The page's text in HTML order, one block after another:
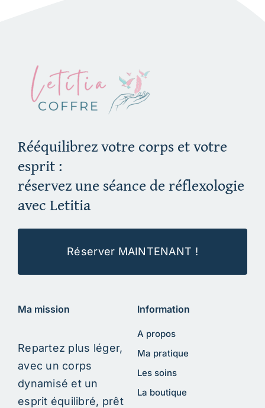
Rééquilibrez votre corps et votre
esprit :
réservez une séance de réflexologie
avec Letitia
Réserver MAINTENANT !
Ma mission
Repartez plus léger,
avec un corps
dynamisé et un
esprit équilibré, prêt
Information
A propos
Ma pratique
Les soins
La boutique